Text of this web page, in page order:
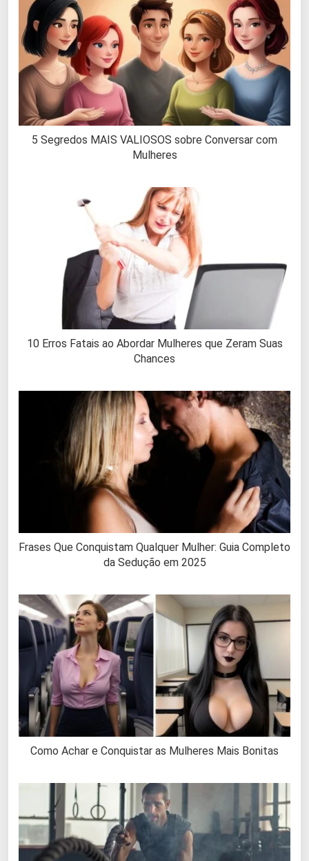
5 Segredos MAIS VALIOSOS sobre Conversar com
Mulheres
10 Erros Fatais ao Abordar Mulheres que Zeram Suas
Chances
Frases Que Conquistam Qualquer Mulher: Guia Completo
da Sedução em 2025
Como Achar e Conquistar as Mulheres Mais Bonitas